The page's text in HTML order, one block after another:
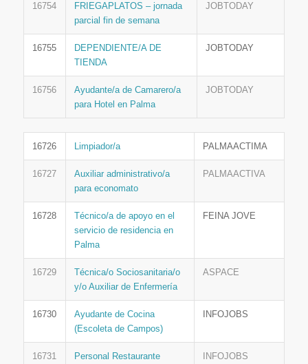
16754
FRIEGAPLATOS – jornada
parcial fin de semana
JOBTODAY
16755
DEPENDIENTE/A DE
TIENDA
JOBTODAY
16756
Ayudante/a de Camarero/a
para Hotel en Palma
JOBTODAY
16726 Limpiador/a PALMAACTIMA
16727
Auxiliar administrativo/a
para economato
PALMAACTIVA
16728
Técnico/a de apoyo en el
servicio de residencia en
Palma
FEINA JOVE
16729
Técnica/o Sociosanitaria/o
y/o Auxiliar de Enfermería
ASPACE
16730
Ayudante de Cocina
(Escoleta de Campos)
INFOJOBS
16731 Personal Restaurante INFOJOBS